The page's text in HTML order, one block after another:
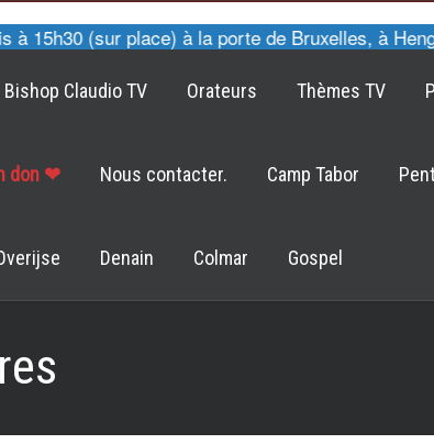
(sur place) à la porte de Bruxelles, à
Bishop Claudio TV Orateurs Thèmes TV
don ❤ Nous contacter. Camp Tabor
Denain Colmar Gospel